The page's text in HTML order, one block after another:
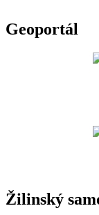
Geoportál
Žilinský